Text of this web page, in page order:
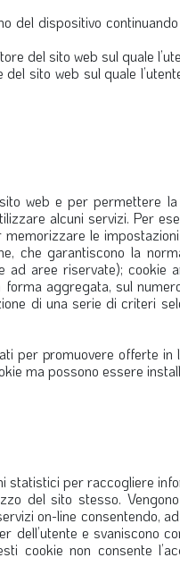
del dispositivo
del sito web sul quale
sito web sul quale
web e per permettere
alcuni servizi. Per
le
che garantiscono la
aree riservate); cookie
aggregata, sul
di una serie di criteri
per promuovere offerte
ma possono essere
statistici per raccogliere
del sito stesso.
on-line consentendo,
e svaniscono
cookie non consente